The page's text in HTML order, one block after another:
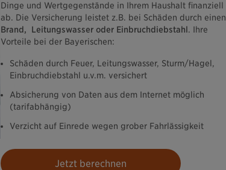
Dinge und Wertgegenstände in Ihrem Haushalt finanziell
ab. Die Versicherung leistet z.B. bei Schäden durch einen
Brand, Leitungswasser oder Einbruchdiebstahl. Ihre
Vorteile bei der Bayerischen:
Schäden durch Feuer, Leitungswasser, Sturm/Hagel,
Einbruchdiebstahl u.v.m. versichert
Absicherung von Daten aus dem Internet möglich
(tarifabhängig)
Verzicht auf Einrede wegen grober Fahrlässigkeit
Jetzt berechnen